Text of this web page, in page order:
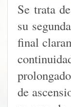
Se trata
su
final
de